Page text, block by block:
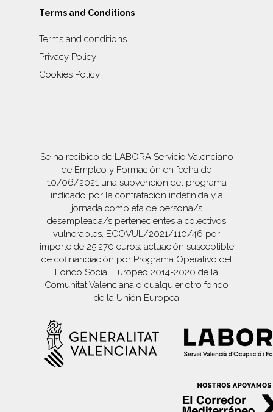
Terms and Conditions
Terms and conditions
Privacy Policy
Cookies Policy
Se ha recibido de LABORA Servicio Valenciano
de Empleo y Formación en fecha de
10/06/2021 una subvención del programa
indicado por la contratación indefinida y a
jornada completa de persona/s
desempleada/s pertenecientes a colectivos
vulnerables, ECOVUL/2021/110/46 por
importe de 25.270 euros, actuación susceptible
de cofinanciación por Programa Operativo del
Fondo Social Europeo 2014-2020 de la
Comunitat Valenciana o cualquier otro fondo
de la Unión Europea